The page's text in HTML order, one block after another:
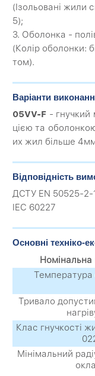
(Ізольовані жили
5);
3. Оболонка -
(Колір оболонки:
том).
Варіанти
05VV-F - гнучкий
цією та
их жил більше
Відповідність
ДСТУ EN 50525-2-
IEC 60227
Основні техніко-
Номінальна
Температура
Тривало
Клас гнучкості
Мінімальний